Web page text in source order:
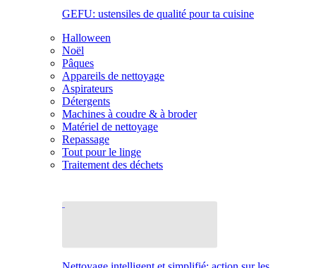
GEFU: ustensiles de qualité pour ta cuisine
Halloween
Noël
Pâques
Appareils de nettoyage
Aspirateurs
Détergents
Machines à coudre & à broder
Matériel de nettoyage
Repassage
Tout pour le linge
Traitement des déchets